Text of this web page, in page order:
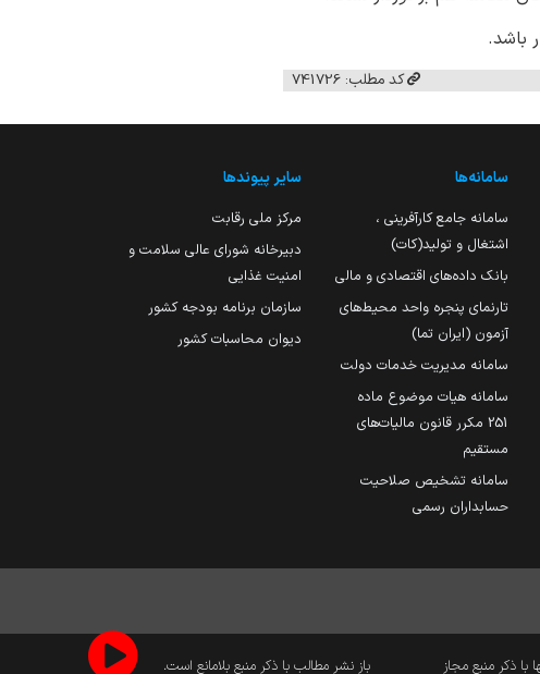
کد مطلب: 741726
سامانه‌ها
سامانه جامع کارآفرینی ،
اشتغال و تولید(کات)
بانک داده‌های اقتصادی و مالی
تارنمای پنجره واحد محیط‌های
آزمون (ایران تما)
سامانه مدیریت خدمات دولت
سامانه هیات موضوع ماده
251 مکرر قانون مالیات‌های
مستقیم
سامانه تشخیص صلاحیت
حسابداران رسمی
سایر پیوندها
مرکز ملی رقابت
دبیرخانه شورای عالی سلامت و
امنیت غذایی
سازمان برنامه بودجه کشور
دیوان محاسبات کشور
با ذکر منبع مجاز باز نشر مطالب با ذکر منبع بلامانع است.